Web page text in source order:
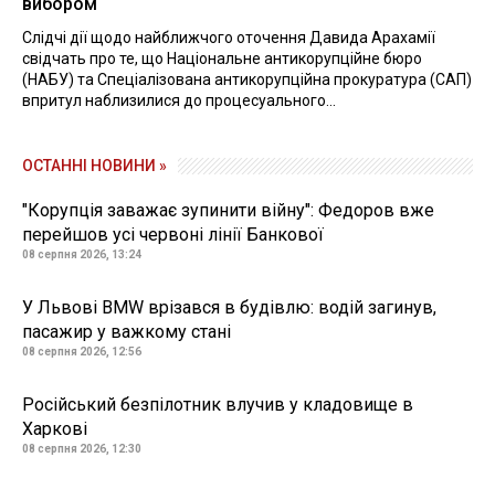
Слідчі дії щодо найближчого оточення Давида Арахамії
свідчать про те, що Національне антикорупційне бюро
(НАБУ) та Спеціалізована антикорупційна прокуратура (САП)
впритул наблизилися до процесуального...
ОСТАННІ НОВИНИ »
"Корупція заважає зупинити війну": Федоров вже
перейшов усі червоні лінії Банкової
08 серпня 2026, 13:24
У Львові BMW врізався в будівлю: водій загинув,
пасажир у важкому стані
08 серпня 2026, 12:56
Російський безпілотник влучив у кладовище в
Харкові
08 серпня 2026, 12:30